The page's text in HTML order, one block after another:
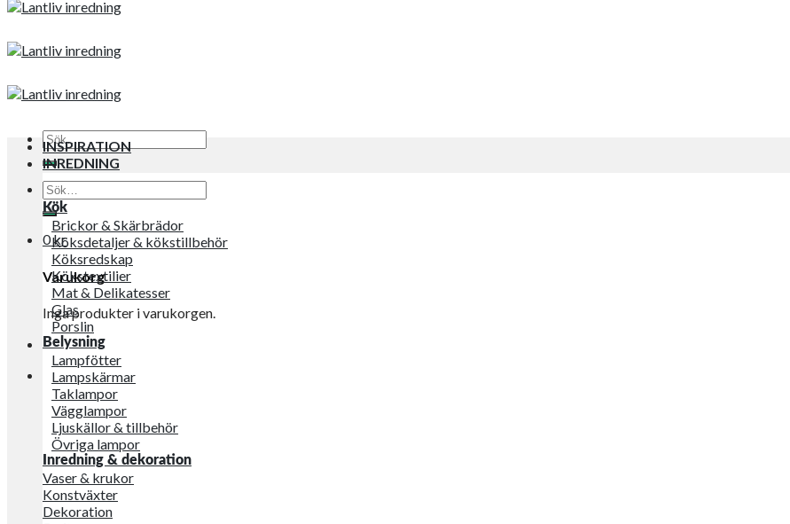
Sök
efter:
Sök
efter:
0kr
Varukorg
Inga produkter i varukorgen.
INSPIRATION
INREDNING
Kök
Brickor & Skärbrädor
Köksdetaljer & kökstillbehör
Köksredskap
Kökstextilier
Mat & Delikatesser
Glas
Porslin
Belysning
Lampfötter
Lampskärmar
Taklampor
Vägglampor
Ljuskällor & tillbehör
Övriga lampor
Inredning & dekoration
Vaser & krukor
Konstväxter
Dekoration